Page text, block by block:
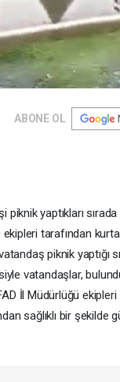
ABONE OL
piknik yaptıkları
tarafından
piknik yaptığı
vatandaşlar,
İl Müdürlüğü ekipleri
sağlıklı bir şekilde